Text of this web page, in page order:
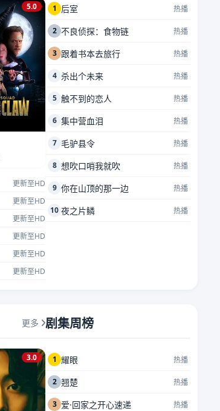
5.0
更新至HD
更新至HD
更新至HD
更新至HD
更新至HD
更新至HD
1 后室 热播
2 不良侦探：食物链 热播
3 跟着书本去旅行 热播
4 杀出个未来 热播
5 触不到的恋人 热播
6 集中营血泪 热播
7 毛驴县令 热播
8 想吹口哨我就吹 热播
9 你在山顶的那一边 热播
10 夜之片鳞 热播
更多
3.0
剧集周榜
1 耀眼 热播
2 翘楚 热播
3 爱·回家之开心速递 热播